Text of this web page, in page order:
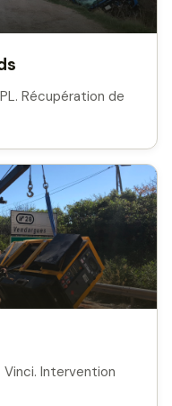
Récupération de
Intervention